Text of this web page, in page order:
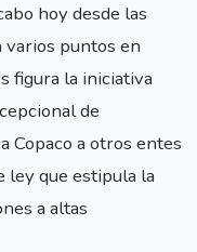
hoy desde las
varios puntos en
figura la iniciativa
de
Copaco a otros entes
ley que estipula la
a altas